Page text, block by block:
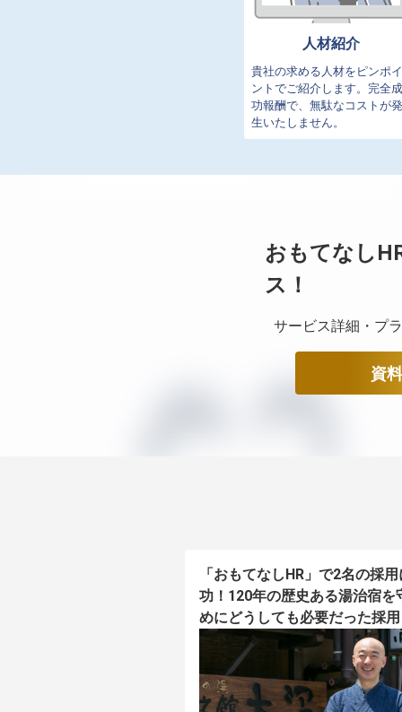
人材紹介
貴社の求める人材をピンポイ
ントでご紹介します。完全成
功報酬で、無駄なコストが発
生いたしません。
おもてなし
ス！
サービス詳細・プ
資
「おもてなしHR」で2名の採
功！120年の歴史ある湯治宿を
めにどうしても必要だった採用